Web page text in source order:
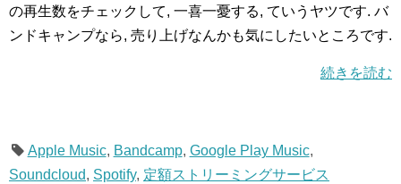
の再生数をチェックして, 一喜一憂する, ていうヤツです. バ
ンドキャンプなら, 売り上げなんかも気にしたいところです.
続きを読む
Apple Music, Bandcamp, Google Play Music,
Soundcloud, Spotify, 定額ストリーミングサービス